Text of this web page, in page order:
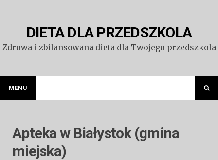
DIETA DLA PRZEDSZKOLA
Zdrowa i zbilansowana dieta dla Twojego przedszkola
MENU
Apteka w Białystok (gmina
miejska)